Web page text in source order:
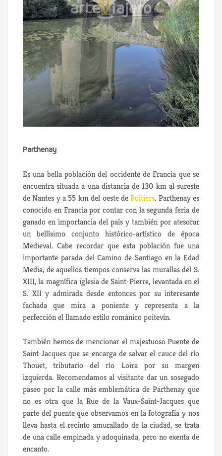
Parthenay
Es una bella población del occidente de Francia que se
encuentra situada a una distancia de 130 km al sureste
de Nantes y a 55 km del oeste dePoitiers. Parthenay es
conocido en Francia por contar con la segunda feria de
ganado en importancia del país y también por atesorar
un bellísimo conjunto histórico-artístico de época
Medieval. Cabe recordar que esta población fue una
importante parada del Camino de Santiago en la Edad
Media, de aquellos tiempos conserva las murallas del S.
XIII, la magnífica iglesia de Saint-Pierre, levantada en el
S. XII y admirada desde entonces por su interesante
fachada que mira a poniente y representa a la
perfección el llamado estilo románico poitevín.
También hemos de mencionar el majestuoso Puente de
Saint-Jacques que se encarga de salvar el cauce del río
Thouet, tributario del río Loira por su margen
izquierda. Recomendamos al visitante dar un sosegado
paseo por la calle más emblemática de Parthenay que
no es otra que la Rue de la Vaux-Saint-Jacques que
parte del puente que observamos en la fotografía y nos
lleva hasta el recinto amurallado de la ciudad, se trata
de una calle empinada y adoquinada, pero no exenta de
encanto.